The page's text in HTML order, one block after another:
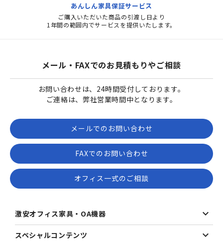
あんしん家具保証サービス
ご購入いただいた商品の引渡し日より
1年間の範囲内でサービスを提供いたします。
メール・FAXでのお見積もりやご相談
お問い合わせは、24時間受付しております。
ご連絡は、弊社営業時間中となります。
メールでのお問い合わせ
FAXでのお問い合わせ
オフィス一式のご相談
激安オフィス家具・OA機器
スペシャルコンテンツ